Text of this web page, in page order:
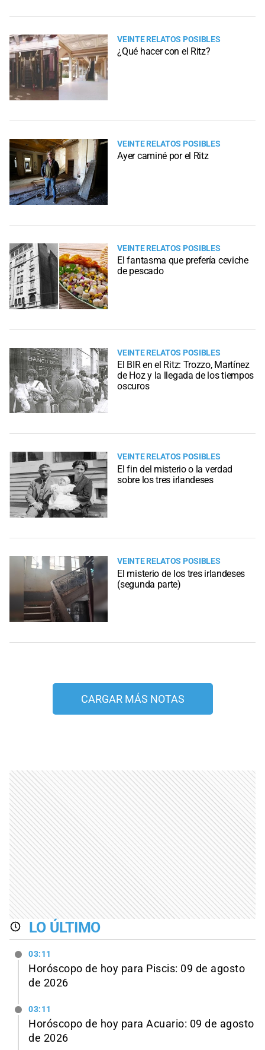
VEINTE RELATOS POSIBLES
¿Qué hacer con el Ritz?
VEINTE RELATOS POSIBLES
Ayer caminé por el Ritz
VEINTE RELATOS POSIBLES
El fantasma que prefería ceviche
de pescado
VEINTE RELATOS POSIBLES
El BIR en el Ritz: Trozzo, Martínez
de Hoz y la llegada de los tiempos
oscuros
VEINTE RELATOS POSIBLES
El fin del misterio o la verdad
sobre los tres irlandeses
VEINTE RELATOS POSIBLES
El misterio de los tres irlandeses
(segunda parte)
CARGAR MÁS NOTAS
LO ÚLTIMO
03:11
Horóscopo de hoy para Piscis: 09 de agosto
de 2026
03:11
Horóscopo de hoy para Acuario: 09 de agosto
de 2026